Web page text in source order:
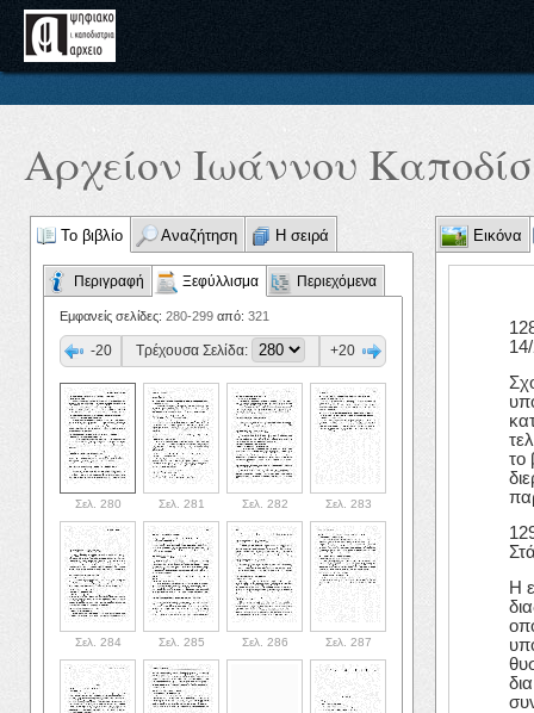
Αρχείον Ιωάννου
Το βιβλίο Αναζήτηση Η σειρά
Περιγραφή Ξεφύλλισμα Περιεχόμενα
Εμφανείς σελίδες: 280-299 από: 321
-20 Τρέχουσα Σελίδα: +20
Σελ. 280 Σελ. 281 Σελ. 282 Σελ. 283
Σελ. 284 Σελ. 285 Σελ. 286 Σελ. 287
Εικόνα
το
Η